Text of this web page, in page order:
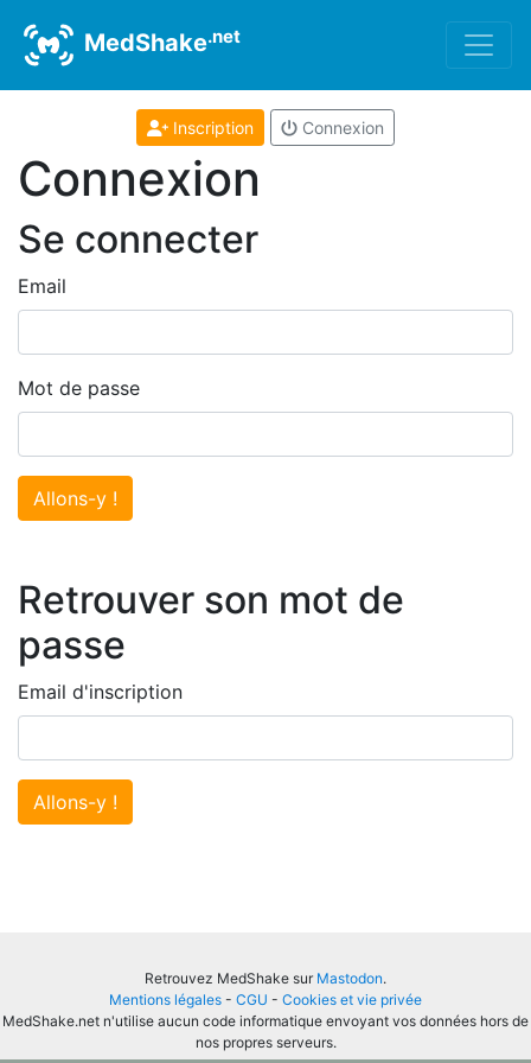
MedShake.net
Inscription Connexion
Connexion
Se connecter
Email
Mot de passe
Allons-y !
Retrouver son mot de
passe
Email d'inscription
Allons-y !
Retrouvez MedShake sur Mastodon.
Mentions légales - CGU - Cookies et vie privée
MedShake.net n'utilise aucun code informatique envoyant vos données hors de
nos propres serveurs.